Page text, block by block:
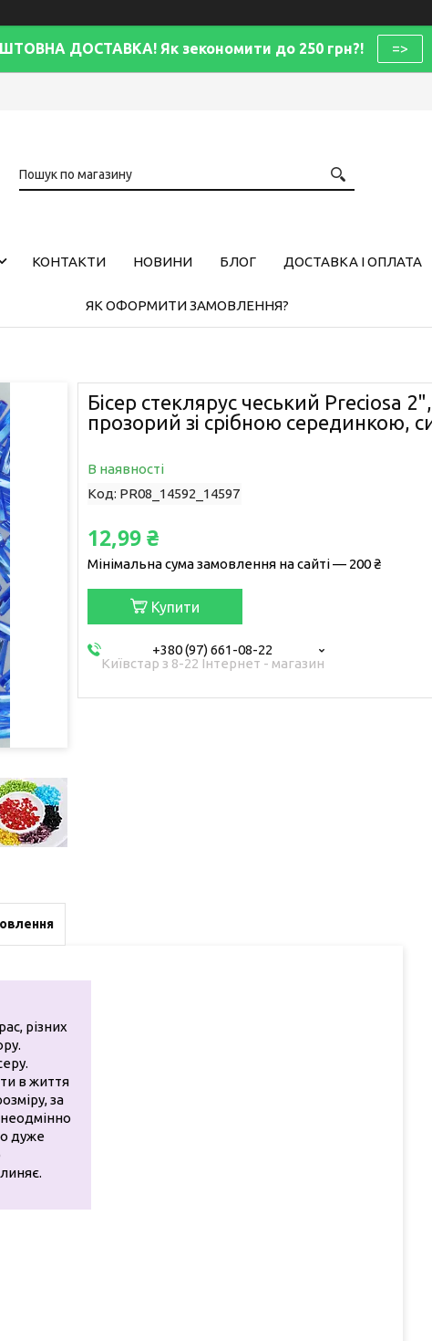
ДОСТАВКА! Як зекономити до 250 грн?! =>
КОНТАКТИ НОВИНИ БЛОГ ДОСТАВКА І ОПЛАТА
ЯК ОФОРМИТИ ЗАМОВЛЕННЯ?
Бісер стеклярус чеський Preciosa
прозорий зі срібною серединкою,
В наявності
Код: PR08_14592_14597
12,99 ₴
Мінімальна сума замовлення на сайті — 200 ₴
Купити
+380 (97) 661-08-22
Київстар з 8-22 Інтернет - магазин
різних
в життя
за
неодмінно
дуже